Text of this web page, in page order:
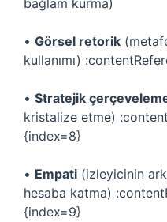
bağlam kurma)
• Görsel retorik
kullanımı)
• Stratejik
kristalize etme)
{index=8}
• Empati (izleyicinin
hesaba katma)
{index=9}